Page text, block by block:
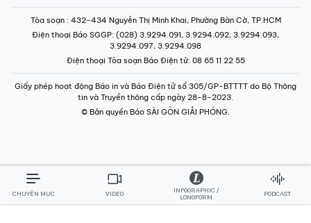
Tòa soạn : 432-434 Nguyễn Thị Minh Khai, Phường Bàn Cờ, TP.HCM
Điện thoại Báo SGGP: (028) 3.9294.091, 3.9294.092, 3.9294.093,
3.9294.097, 3.9294.098
Điện thoại Tòa soạn Báo Điện tử: 08 65 11 22 55
Giấy phép hoạt động Báo in và Báo Điện tử số 305/GP-BTTTT do Bộ Thông
tin và Truyền thông cấp ngày 28-8-2023.
© Bản quyền Báo SÀI GÒN GIẢI PHÓNG.
CHUYÊN MỤC VIDEO
INFOGRAPHIC /
LONGFORM
PODCAST